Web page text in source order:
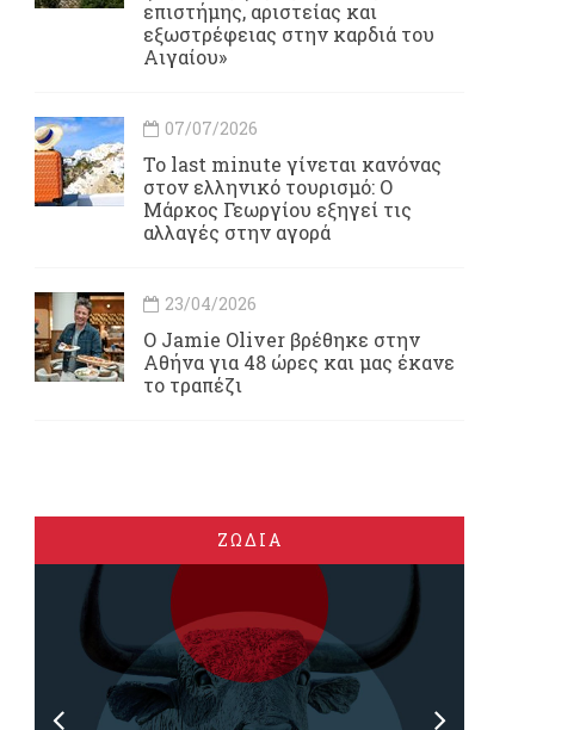
επιστήμης, αριστείας και
εξωστρέφειας στην καρδιά του
Αιγαίου»
07/07/2026
Το last minute γίνεται κανόνας
στον ελληνικό τουρισμό: Ο
Μάρκος Γεωργίου εξηγεί τις
αλλαγές στην αγορά
23/04/2026
Ο Jamie Oliver βρέθηκε στην
Αθήνα για 48 ώρες και μας έκανε
το τραπέζι
ΖΩΔΙΑ